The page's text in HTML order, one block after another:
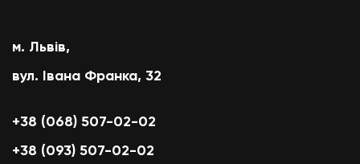
м. Львів,
вул. Івана Франка, 32
+38 (068) 507-02-02
+38 (093) 507-02-02